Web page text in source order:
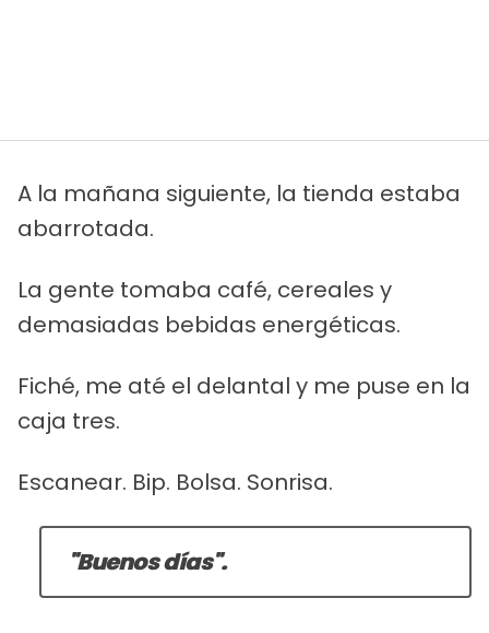
A la mañana siguiente, la tienda estaba
abarrotada.
La gente tomaba café, cereales y
demasiadas bebidas energéticas.
Fiché, me até el delantal y me puse en la
caja tres.
Escanear. Bip. Bolsa. Sonrisa.
"Buenos días".